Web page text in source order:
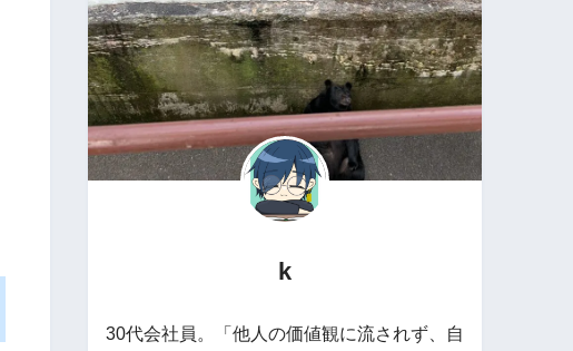
k
30代会社員。「他人の価値観に流されず、自